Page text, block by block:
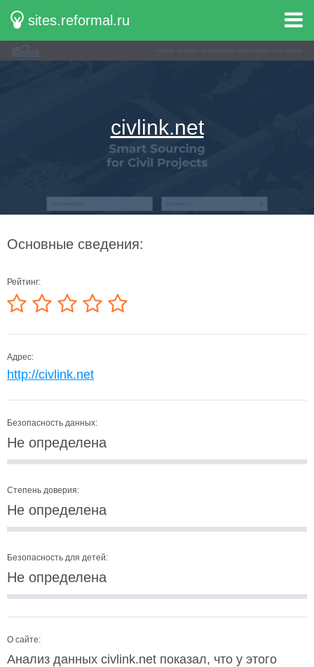
sites.reformal.ru
civlink.net
Основные сведения:
Рейтинг:
Адрес:
http://civlink.net
Безопасность данных:
Не определена
Степень доверия:
Не определена
Безопасность для детей:
Не определена
О сайте:
Анализ данных civlink.net показал, что у этого